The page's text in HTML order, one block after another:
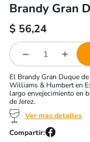
Brandy Gran
$ 56,24
El Brandy Gran Duque
Williams & Humbert en
largo envejecimiento en
de Jerez.
Ver mas detalles